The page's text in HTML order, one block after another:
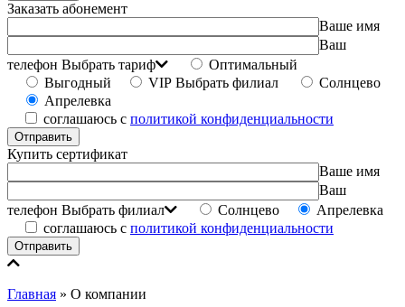
Заказать абонемент
Ваше имя
Ваш
телефон Выбрать тариф
Оптимальный
Выгодный
VIP Выбрать филиал
Солнцево
Апрелевка
соглашаюсь с политикой конфиденциальности
Купить сертификат
Ваше имя
Ваш
телефон Выбрать филиал Солнцево
Апрелевка
соглашаюсь с политикой конфиденциальности
Главная » О компании